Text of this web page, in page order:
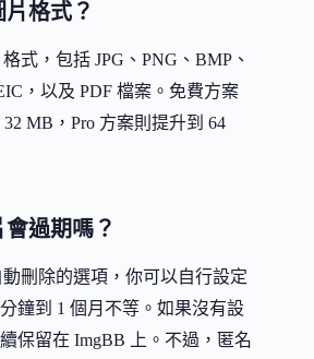
格式？
式，包括 JPG、PNG、BMP、
，以及 PDF 檔案。免費方案
MB，Pro 方案則提升到 64
過期嗎？
刪除的選項，你可以自行設定
鐘到 1 個月不等。如果沒有設
保留在 ImgBB 上。不過，匿名